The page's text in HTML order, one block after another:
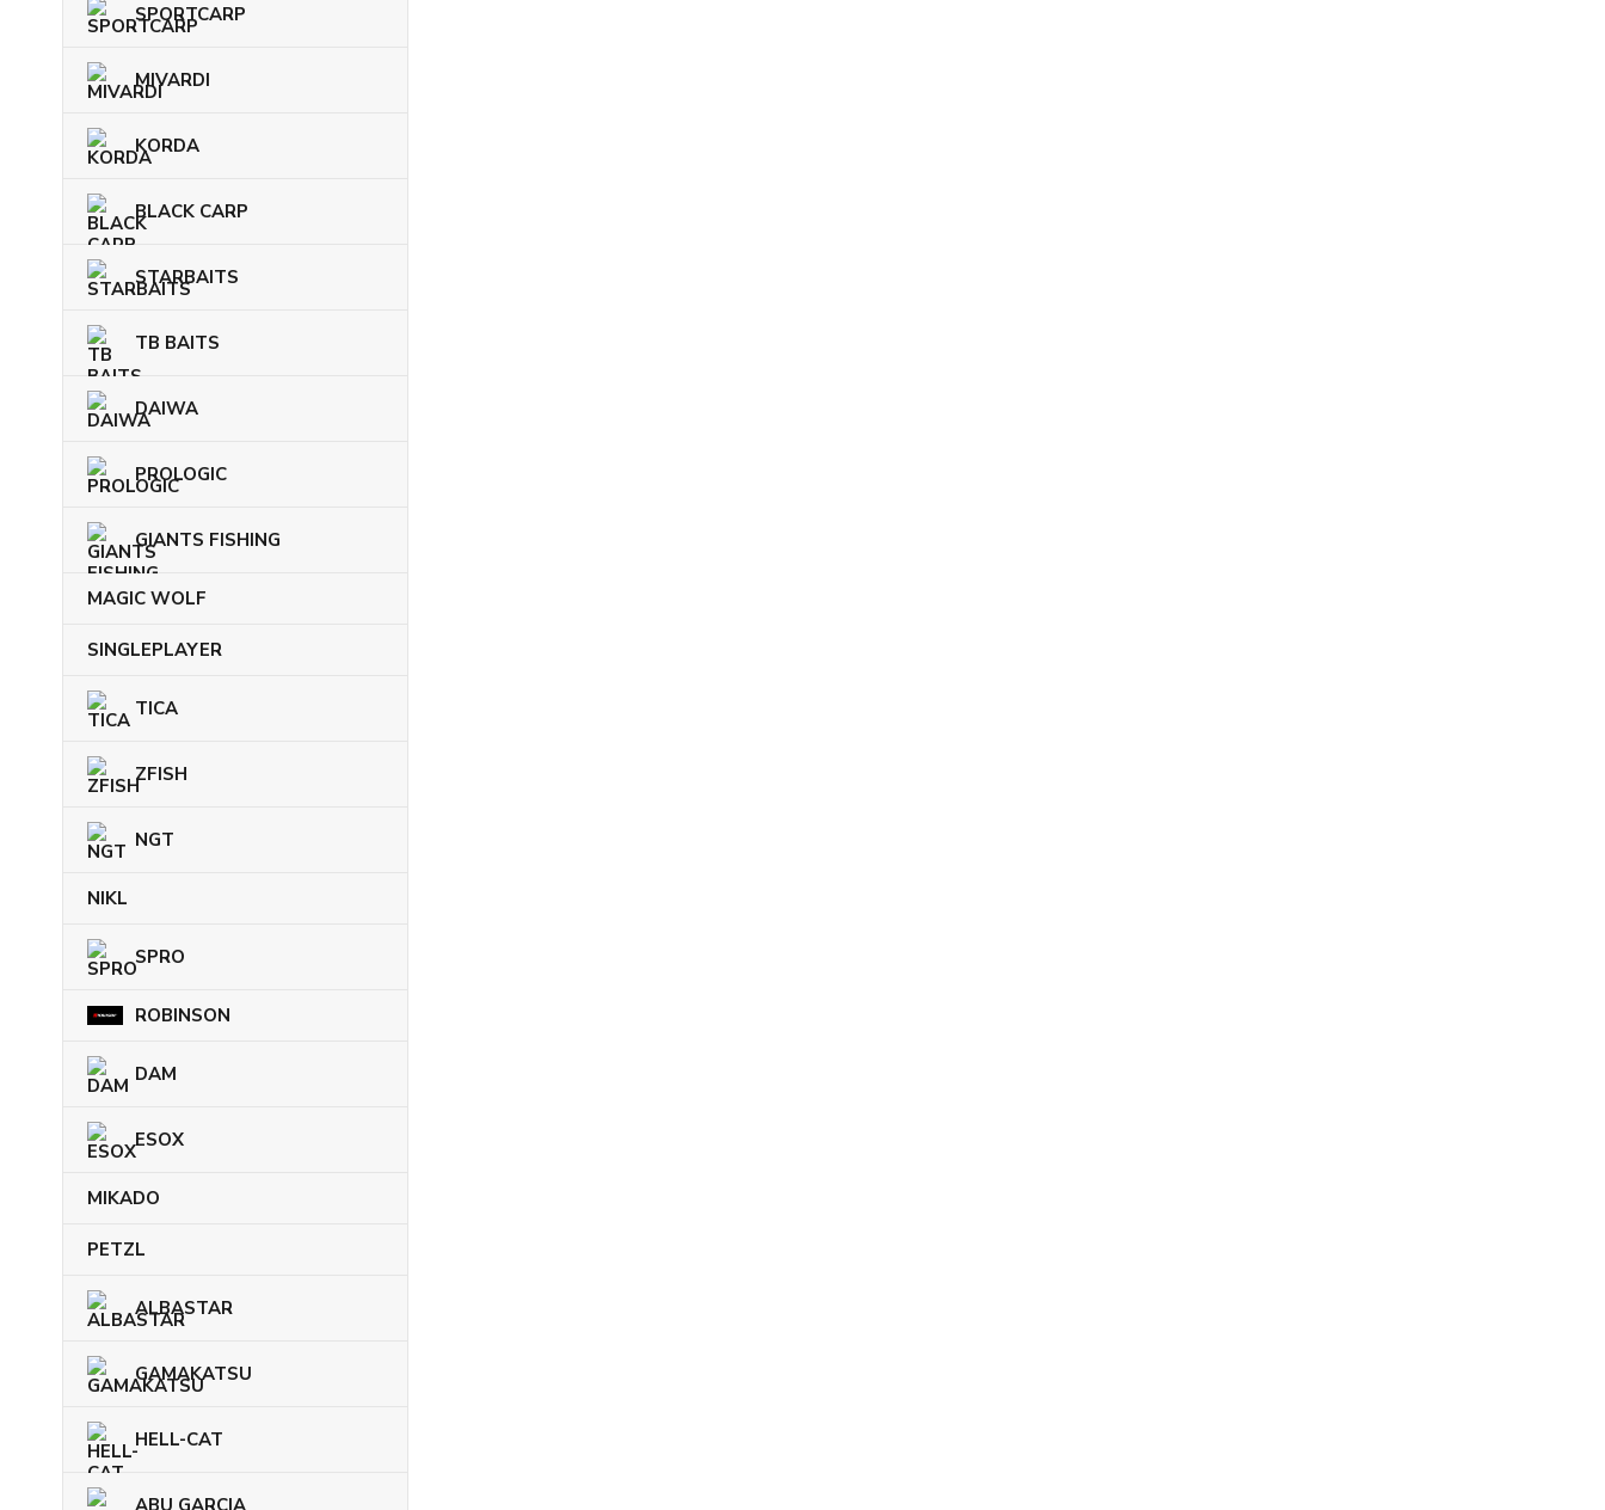
SPORTCARP
MIVARDI
KORDA
BLACK CARP
STARBAITS
TB BAITS
DAIWA
PROLOGIC
GIANTS FISHING
MAGIC WOLF
SINGLEPLAYER
TICA
ZFISH
NGT
NIKL
SPRO
ROBINSON
DAM
ESOX
MIKADO
PETZL
ALBASTAR
GAMAKATSU
HELL-CAT
ABU GARCIA